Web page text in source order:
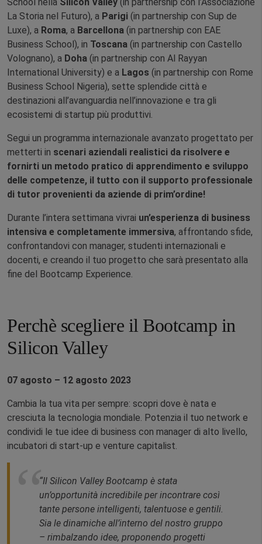
La Storia nel Futuro), a Parigi (in partnership con Sup de
Luxe), a Roma, a Barcellona (in partnership con EAE
Business School), in Toscana (in partnership con Castello
Volognano), a Doha (in partnership con Al Rayyan
International University) e a Lagos (in partnership con Rome
Business School Nigeria), sette splendide città e
destinazioni all’avanguardia nell’innovazione e tra gli
ecosistemi di startup più produttivi.
Segui un programma internazionale avanzato progettato per
metterti in scenari aziendali realistici da risolvere e
fornirti un metodo pratico di apprendimento e sviluppo
delle competenze, il tutto con il supporto professionale
di tutor provenienti da aziende di prim’ordine!
Durante l’intera settimana vivrai un’esperienza di business
intensiva e completamente immersiva, affrontando sfide,
confrontandovi con manager, studenti internazionali e
docenti, e creando il tuo progetto che sarà presentato alla
fine del Bootcamp Experience.
Perchè scegliere il Bootcamp in
Silicon Valley
07 agosto – 12 agosto 2023
Cambia la tua vita per sempre: scopri dove è nata e
cresciuta la tecnologia mondiale. Potenzia il tuo network e
condividi le tue idee di business con manager di alto livello,
incubatori di start-up e venture capitalist.
“Il Silicon Valley Bootcamp è stata
un’opportunità incredibile per incontrare così
tante persone intelligenti, talentuose e gentili.
Sia le dinamiche all’interno del nostro gruppo
– rimbalzando idee, proponendo progetti